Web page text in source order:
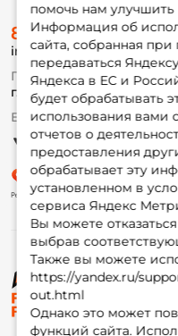
помочь нам улучшить
Информация об
сайта, собранная
передаваться
Яндекса в ЕС и
будет обрабатывать
использования вами
отчетов о
предоставления
обрабатывает эту
установленном в
сервиса Яндекс
Вы можете
выбрав
Также вы можете
https://yandex.ru/
out.html
Однако это может
функций сайта.
©
О
8 (495) 532-77-88
info@foxfishing.ru
По вопросам с заказом
г. Москва, ул. Плеханова
Ежедневно 10:00 до